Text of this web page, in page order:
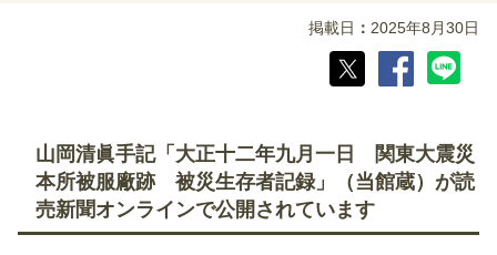
掲載日 2025年8月30日
山岡清眞手記「大正十二年九月一日 関東大震災
本所被服廠跡 被災生存者記録」（当館蔵）が読
売新聞オンラインで公開されています